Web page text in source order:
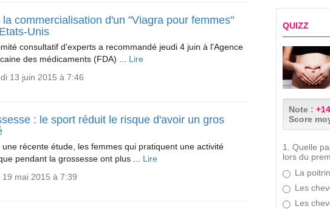
la commercialisation d'un "Viagra pour femmes"
Unis
consultatif d'experts a recommandé jeudi 4 juin à l'Agence
des médicaments (FDA) ... Lire
13 juin 2015 à 7:46
: le sport réduit le risque d'avoir un gros
une récente étude, les femmes qui pratiquent une activité
pendant la grossesse ont plus ... Lire
19 mai 2015 à 7:39
QUIZZ
Note :
Score
1. Quelle
lors du
La
Les
Les